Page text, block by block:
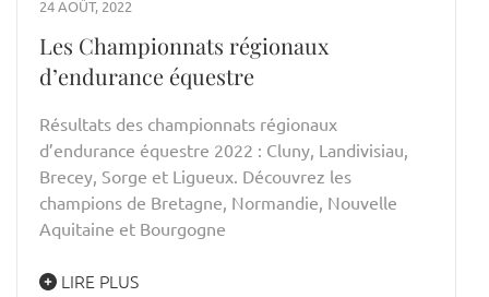
24 AOÛT, 2022
Les Championnats régionaux
d’endurance équestre
Résultats des championnats régionaux
d’endurance équestre 2022 : Cluny, Landivisiau,
Brecey, Sorge et Ligueux. Découvrez les
champions de Bretagne, Normandie, Nouvelle
Aquitaine et Bourgogne
LIRE PLUS